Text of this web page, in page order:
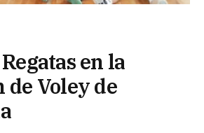
en la
de Voley de